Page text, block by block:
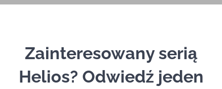
Zainteresowany serią
Helios? Odwiedź jeden